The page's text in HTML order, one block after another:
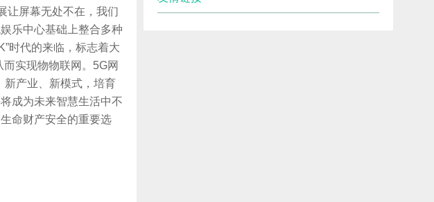
屏幕无处不在，我们
乐中心基础上整合多种
时代的来临，标志着大
实现物物联网。5G网
新产业、新模式，培育
成为未来智慧生活中不
命财产安全的重要选